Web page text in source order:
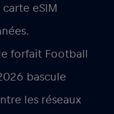
eSIM
forfait Football
bascule
les réseaux